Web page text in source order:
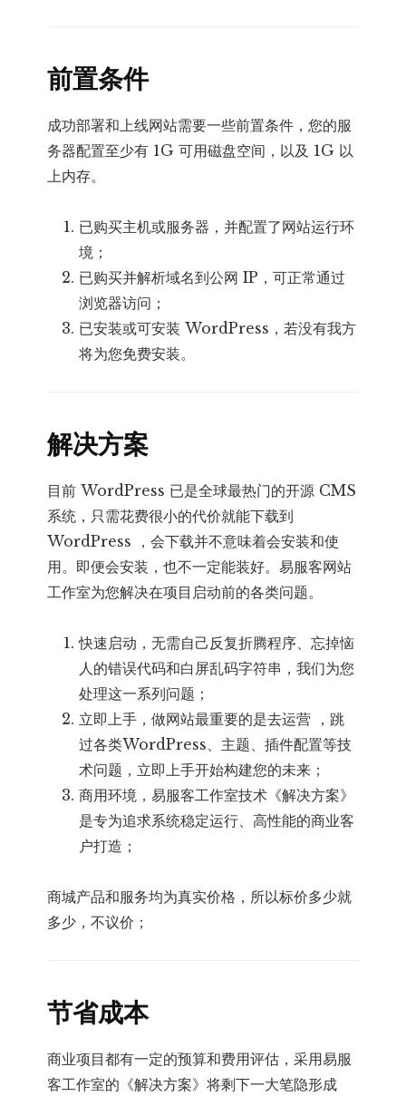
前置条件
成功部署和上线网站需要一些前置条件，您的服
务器配置至少有 1G 可用磁盘空间，以及 1G 以
上内存。
已购买主机或服务器，并配置了网站运行环
境；
已购买并解析域名到公网 IP，可正常通过
浏览器访问；
已安装或可安装 WordPress，若没有我方
将为您免费安装。
解决方案
目前 WordPress 已是全球最热门的开源 CMS
系统，只需花费很小的代价就能下载到
WordPress ，会下载并不意味着会安装和使
用。即便会安装，也不一定能装好。易服客网站
工作室为您解决在项目启动前的各类问题。
快速启动，无需自己反复折腾程序、忘掉恼
人的错误代码和白屏乱码字符串，我们为您
处理这一系列问题；
立即上手，做网站最重要的是去运营 ，跳
过各类WordPress、主题、插件配置等技
术问题，立即上手开始构建您的未来；
商用环境，易服客工作室技术《解决方案》
是专为追求系统稳定运行、高性能的商业客
户打造；
商城产品和服务均为真实价格，所以标价多少就
多少，不议价；
节省成本
商业项目都有一定的预算和费用评估，采用易服
客工作室的《解决方案》将剩下一大笔隐形成